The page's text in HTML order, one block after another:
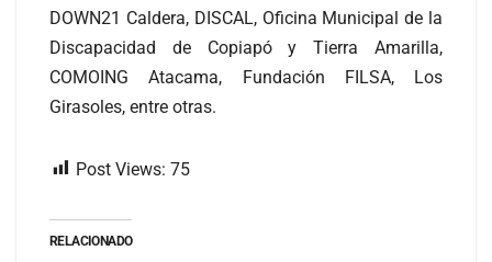
DOWN21 Caldera, DISCAL, Oficina Municipal de la
Discapacidad de Copiapó y Tierra Amarilla,
COMOING Atacama, Fundación FILSA, Los
Girasoles, entre otras.
Post Views: 75
RELACIONADO